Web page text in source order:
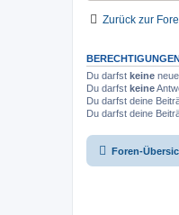
Zurück zur
Du darfst keine
Du darfst keine
Du darfst deine
Du darfst deine
Foren-